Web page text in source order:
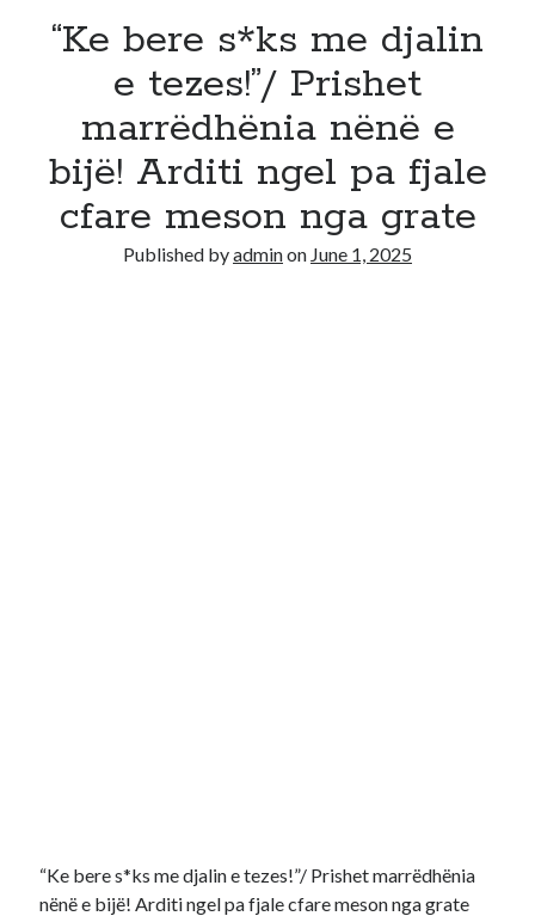
“Ke bere s*ks me djalin
e tezes!”/ Prishet
marrëdhënia nënë e
bijë! Arditi ngel pa fjale
cfare meson nga grate
Published byadminon June 1, 2025
“Ke bere s*ks me djalin e tezes!”/ Prishet marrëdhënia
nënë e bijë! Arditi ngel pa fjale cfare meson nga grate